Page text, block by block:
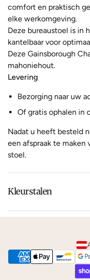
comfort en praktisch
elke werkomgeving.
Deze bureaustoel is in
kantelbaar voor
Deze Gainsborough
mahoniehout.
Levering
Bezorging naar uw
Of gratis ophalen in
Nadat u heeft besteld
een afspraak te maken
stoel.
Kleurstalen
Is de leer of hout kleur
We kunnen je gratis